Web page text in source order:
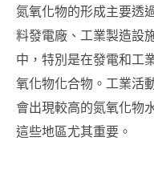
氮氧化物的形成主要透
料發電廠、工業製造設
中，特別是在發電和工
氧化物化合物。工業活
會出現較高的氮氧化物
這些地區尤其重要。